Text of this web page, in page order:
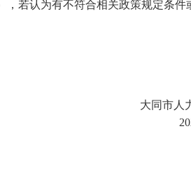
，若认为有不符合相关政策规定条
大同市人